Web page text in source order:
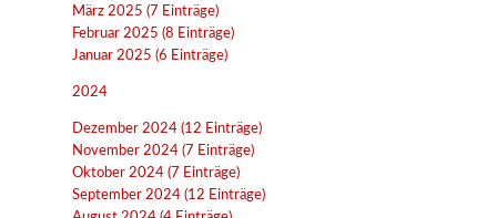
März 2025 (7 Einträge)
Februar 2025 (8 Einträge)
Januar 2025 (6 Einträge)
2024
Dezember 2024 (12 Einträge)
November 2024 (7 Einträge)
Oktober 2024 (7 Einträge)
September 2024 (12 Einträge)